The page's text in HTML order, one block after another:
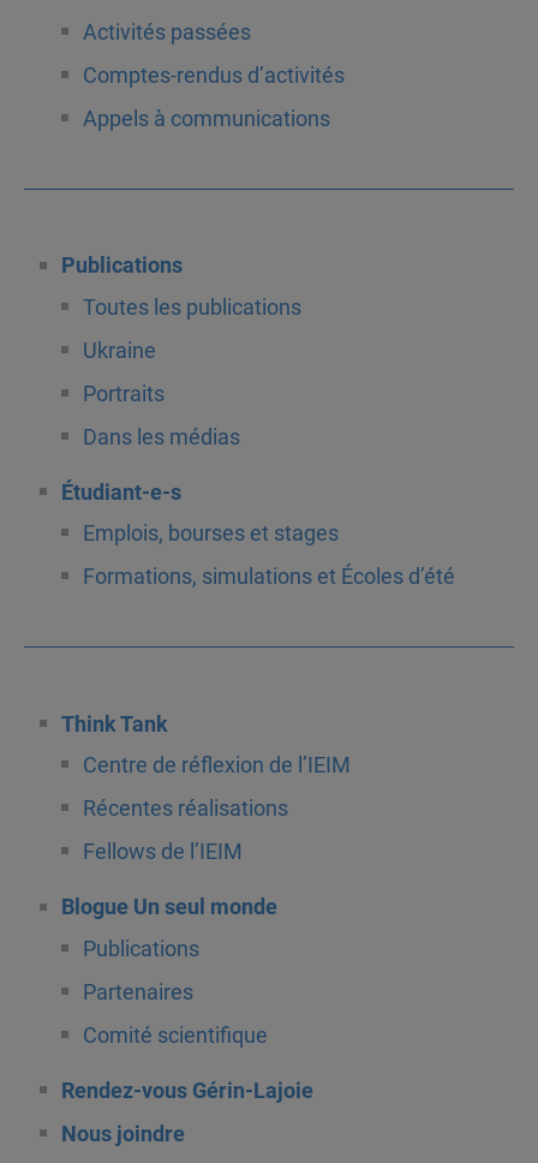
Activités passées
Comptes-rendus d’activités
Appels à communications
Publications
Toutes les publications
Ukraine
Portraits
Dans les médias
Étudiant-e-s
Emplois, bourses et stages
Formations, simulations et Écoles d’été
Think Tank
Centre de réflexion de l’IEIM
Récentes réalisations
Fellows de l’IEIM
Blogue Un seul monde
Publications
Partenaires
Comité scientifique
Rendez-vous Gérin-Lajoie
Nous joindre